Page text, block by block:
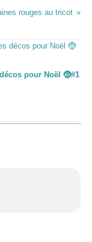
rouges au tricot
pour Noël 🤶#1